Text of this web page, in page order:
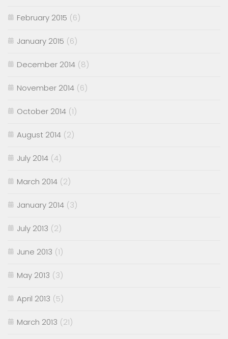
February 2015 (6)
January 2015 (6)
December 2014 (8)
November 2014 (6)
October 2014 (1)
August 2014 (2)
July 2014 (4)
March 2014 (2)
January 2014 (3)
July 2013 (2)
June 2013 (1)
May 2013 (3)
April 2013 (5)
March 2013 (21)